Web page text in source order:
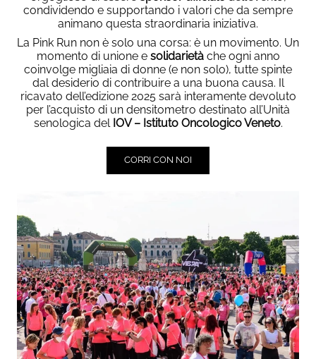
condividendo e supportando i valori che da sempre
animano questa straordinaria iniziativa.
La Pink Run non è solo una corsa: è un movimento. Un
momento di unione e solidarietà che ogni anno
coinvolge migliaia di donne (e non solo), tutte spinte
dal desiderio di contribuire a una buona causa. Il
ricavato dell’edizione 2025 sarà interamente devoluto
per l’acquisto di un densitometro destinato all’Unità
senologica del IOV – Istituto Oncologico Veneto.
CORRI CON NOI